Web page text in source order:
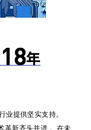
业提供坚实支持。
革新齐头并进，
在未